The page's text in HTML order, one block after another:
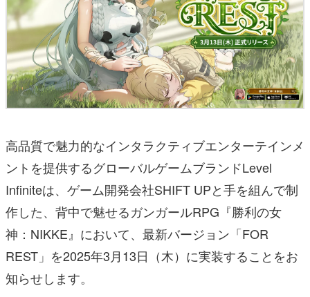
高品質で魅力的なインタラクティブエンターテインメ
ントを提供するグローバルゲームブランドLevel
Infiniteは、ゲーム開発会社SHIFT UPと手を組んで制
作した、背中で魅せるガンガールRPG『勝利の女
神：NIKKE』において、最新バージョン「FOR
REST」を2025年3月13日（木）に実装することをお
知らせします。